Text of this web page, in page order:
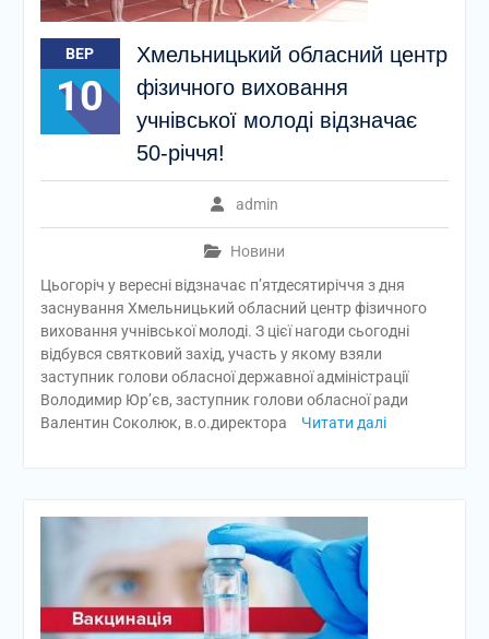
ВЕР
10
Хмельницький обласний центр
фізичного виховання
учнівської молоді відзначає
50-річчя!
admin
Новини
Цьогоріч у вересні відзначає п’ятдесятиріччя з дня
заснування Хмельницький обласний центр фізичного
виховання учнівської молоді. З цієї нагоди сьогодні
відбувся святковий захід, участь у якому взяли
заступник голови обласної державної адміністрації
Володимир Юр’єв, заступник голови обласної ради
Валентин Соколюк, в.о.директора
Читати далі